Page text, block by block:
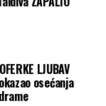
LJUBAV
osećanja